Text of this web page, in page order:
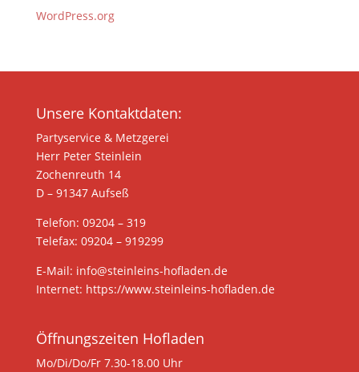
WordPress.org
Unsere Kontaktdaten:
Partyservice & Metzgerei
Herr Peter Steinlein
Zochenreuth 14
D – 91347 Aufseß
Telefon: 09204 – 319
Telefax: 09204 – 919299
E-Mail: info@steinleins-hofladen.de
Internet: https://www.steinleins-hofladen.de
Öffnungszeiten Hofladen
Mo/Di/Do/Fr 7.30-18.00 Uhr